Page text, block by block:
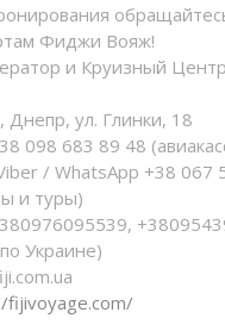
Фиджи Вояж!
и Круизный
Днепр, ул. Глинки, 18
098 683 89 48
/ WhatsApp +38 067
и туры)
Украине)